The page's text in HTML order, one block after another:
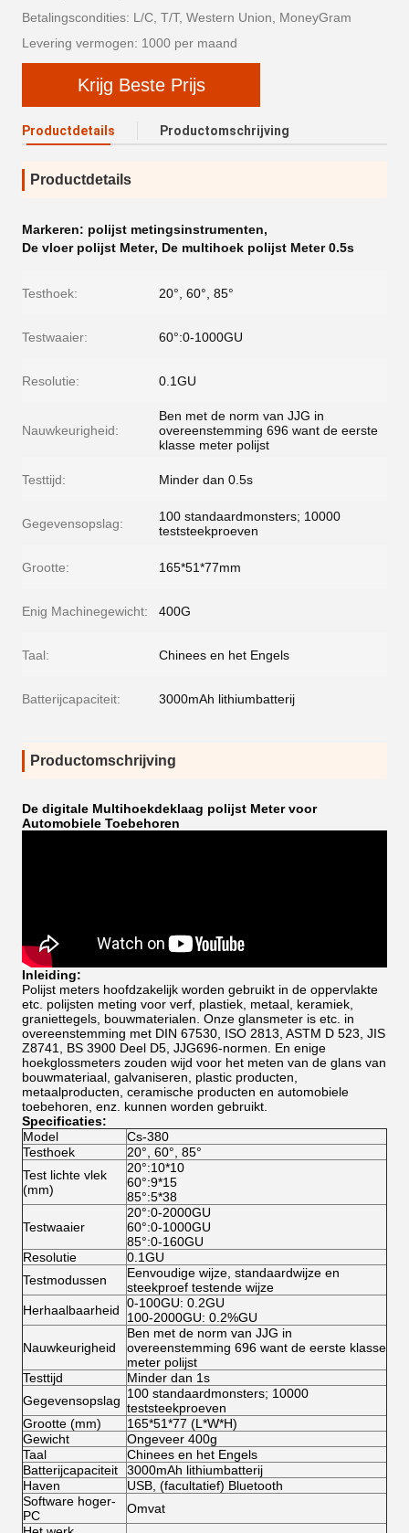
Betalingscondities: L/C, T/T, Western Union, MoneyGram
Levering vermogen: 1000 per maand
Krijg Beste Prijs
Productdetails Productomschrijving
Productdetails
Markeren: polijst metingsinstrumenten,
De vloer polijst Meter, De multihoek polijst Meter 0.5s
Testhoek: 20°, 60°, 85°
Testwaaier: 60°:0-1000GU
Resolutie: 0.1GU
Nauwkeurigheid:
Ben met de norm van JJG in
overeenstemming 696 want de eerste
klasse meter polijst
Testtijd: Minder dan 0.5s
Gegevensopslag:
100 standaardmonsters; 10000
teststeekproeven
Grootte: 165*51*77mm
Enig Machinegewicht: 400G
Taal: Chinees en het Engels
Batterijcapaciteit: 3000mAh lithiumbatterij
Productomschrijving
De digitale Multihoekdeklaag polijst Meter voor
Automobiele Toebehoren
Inleiding:
Polijst meters hoofdzakelijk worden gebruikt in de oppervlakte
etc. polijsten meting voor verf, plastiek, metaal, keramiek,
graniettegels, bouwmaterialen. Onze glansmeter is etc. in
overeenstemming met DIN 67530, ISO 2813, ASTM D 523, JIS
Z8741, BS 3900 Deel D5, JJG696-normen. En enige
hoekglossmeters zouden wijd voor het meten van de glans van
bouwmateriaal, galvaniseren, plastic producten,
metaalproducten, ceramische producten en automobiele
toebehoren, enz. kunnen worden gebruikt.
Specificaties:
Model
Cs-380
Testhoek
20°, 60°, 85°
Test lichte vlek
(mm)
20°:10*10
60°:9*15
85°:5*38
Testwaaier
20°:0-2000GU
60°:0-1000GU
85°:0-160GU
Resolutie
0.1GU
Testmodussen
Eenvoudige wijze, standaardwijze en
steekproef testende wijze
Herhaalbaarheid 0-100GU: 0.2GU
100-2000GU: 0.2%GU
Nauwkeurigheid
Ben met de norm van JJG in
overeenstemming 696 want de eerste klasse
meter polijst
Testtijd
Minder dan 1s
Gegevensopslag 100 standaardmonsters; 10000
teststeekproeven
Grootte (mm)
165*51*77 (L*W*H)
Gewicht
Ongeveer 400g
Taal
Chinees en het Engels
Batterijcapaciteit
3000mAh lithiumbatterij
Haven
USB, (facultatief) Bluetooth
Software hoger-
PC
Omvat